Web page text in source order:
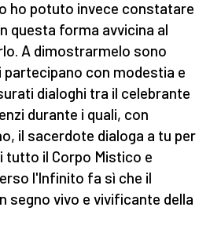
ho potuto invece constatare
questa forma avvicina al
A dimostrarmelo sono
partecipano con modestia e
dialoghi tra il celebrante
durante i quali, con
il sacerdote dialoga a tu per
tutto il Corpo Mistico e
l'Infinito fa sì che il
segno vivo e vivificante della